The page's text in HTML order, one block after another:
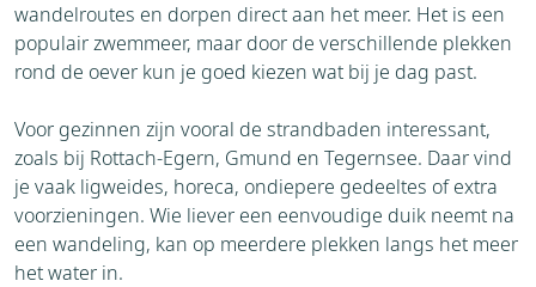
wandelroutes en dorpen direct aan het meer. Het is een
populair zwemmeer, maar door de verschillende plekken
rond de oever kun je goed kiezen wat bij je dag past.
Voor gezinnen zijn vooral de strandbaden interessant,
zoals bij Rottach-Egern, Gmund en Tegernsee. Daar vind
je vaak ligweides, horeca, ondiepere gedeeltes of extra
voorzieningen. Wie liever een eenvoudige duik neemt na
een wandeling, kan op meerdere plekken langs het meer
het water in.